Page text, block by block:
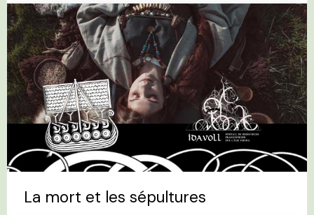
La mort et les sépultures